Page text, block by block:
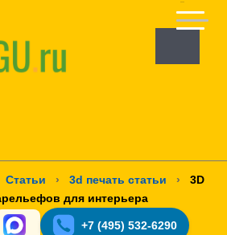
Статьи › 3d печать статьи ›
3D
для интерьера
+7 (495) 532-6290